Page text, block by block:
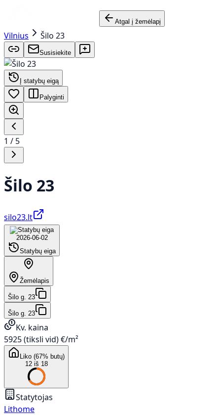
Atgal į žemėlapį
Vilnius Šilo 23
Susisiekite
Į statybų eigą
Palyginti
1 / 5
Šilo 23
silo23.lt
2026-06-02
Statybų eiga
Žemėlapis
Šilo g. 23
Šilo g. 23
Kv. kaina
5925 (tiksli vid) €/m²
Liko (67% butų)
12 iš 18
Statytojas
Lithome